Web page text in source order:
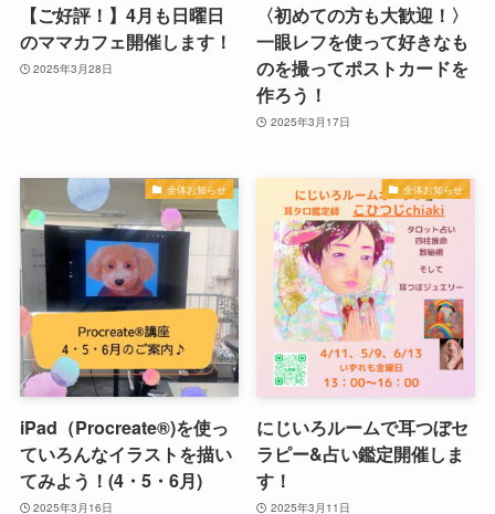
【ご好評！】4月も日曜日
のママカフェ開催します！
2025年3月28日
〈初めての方も大歓迎！〉
一眼レフを使って好きなも
のを撮ってポストカードを
作ろう！
2025年3月17日
全体お知らせ
iPad（Procreate®)を使っ
ていろんなイラストを描い
てみよう！(4・5・6月)
2025年3月16日
全体お知らせ
にじいろルームで耳つぼセ
ラピー&占い鑑定開催しま
す！
2025年3月11日